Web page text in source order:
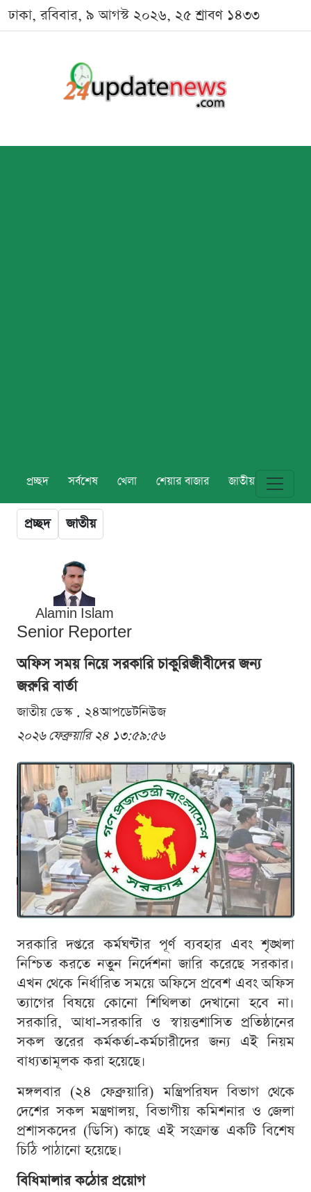
ঢাকা, রবিবার, ৯ আগস্ট ২০২৬, ২৫ শ্রাবণ ১৪৩৩
প্রচ্ছদ সর্বশেষ খেলা শেয়ার বাজার জাতীয় বিশ্ব
প্রচ্ছদ জাতীয়
Alamin Islam
Senior Reporter
অফিস সময় নিয়ে সরকারি চাকুরিজীবীদের জন্য
জরুরি বার্তা
জাতীয় ডেস্ক . ২৪আপডেটনিউজ
২০২৬ ফেব্রুয়ারি ২৪ ১৩:৫৯:৫৬
সরকারি দপ্তরে কর্মঘণ্টার পূর্ণ ব্যবহার এবং শৃঙ্খলা
নিশ্চিত করতে নতুন নির্দেশনা জারি করেছে সরকার।
এখন থেকে নির্ধারিত সময়ে অফিসে প্রবেশ এবং অফিস
ত্যাগের বিষয়ে কোনো শিথিলতা দেখানো হবে না।
সরকারি, আধা-সরকারি ও স্বায়ত্তশাসিত প্রতিষ্ঠানের
সকল স্তরের কর্মকর্তা-কর্মচারীদের জন্য এই নিয়ম
বাধ্যতামূলক করা হয়েছে।
মঙ্গলবার (২৪ ফেব্রুয়ারি) মন্ত্রিপরিষদ বিভাগ থেকে
দেশের সকল মন্ত্রণালয়, বিভাগীয় কমিশনার ও জেলা
প্রশাসকদের (ডিসি) কাছে এই সংক্রান্ত একটি বিশেষ
চিঠি পাঠানো হয়েছে।
বিধিমালার কঠোর প্রয়োগ